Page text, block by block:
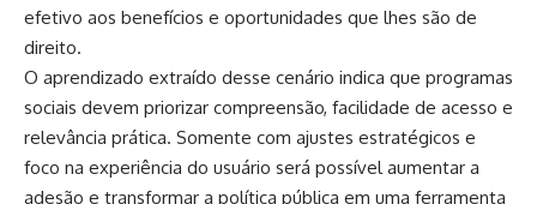
efetivo aos benefícios e oportunidades que lhes são de
direito.
O aprendizado extraído desse cenário indica que programas
sociais devem priorizar compreensão, facilidade de acesso e
relevância prática. Somente com ajustes estratégicos e
foco na experiência do usuário será possível aumentar a
adesão e transformar a política pública em uma ferramenta